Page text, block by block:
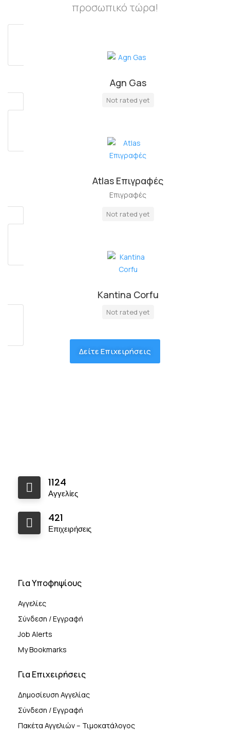
Πλήρη Απασχόλησηπροσωπικό τώρα!
Agn Gas
Not rated yet
Atlas Επιγραφές
Επιγραφές
Not rated yet
Kantina Corfu
Not rated yet
Δείτε Επιχειρήσεις
1124
Αγγελίες
421
Επιχειρήσεις
Για Υποφηψίους
Αγγελίες
Σύνδεση / Εγγραφή
Job Alerts
My Bookmarks
Για Επιχειρήσεις
Δημοσίευση Αγγελίας
Σύνδεση / Εγγραφή
Πακέτα Αγγελιών – Τιμοκατάλογος